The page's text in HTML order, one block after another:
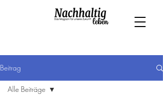
Beitrag
Alle Beiträge